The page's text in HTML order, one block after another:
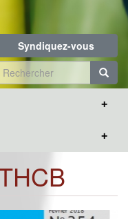
Syndiquez-vous